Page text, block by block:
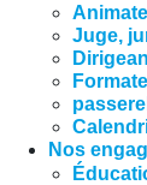
Juge,
Nos